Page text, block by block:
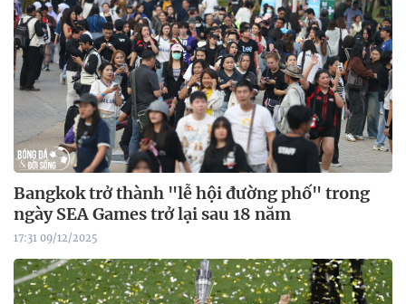
Bangkok trở thành "lễ hội đường phố" trong
ngày SEA Games trở lại sau 18 năm
17:31 09/12/2025